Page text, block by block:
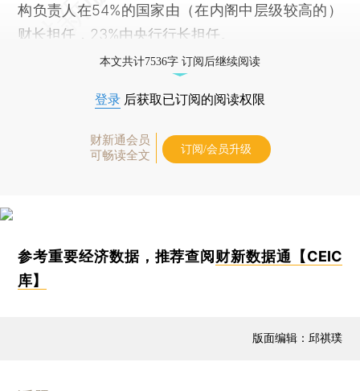
构负责人在54%的国家由（在内阁中层级较高的）
财长担任，23%由央行行长担任。
本文共计7536字 订阅后继续阅读
登录 后获取已订阅的阅读权限
财新通会员
可畅读全文
订阅/会员升级
参考重要经济数据，推荐查阅财新数据通【CEIC
库】
版面编辑：邱祺璞